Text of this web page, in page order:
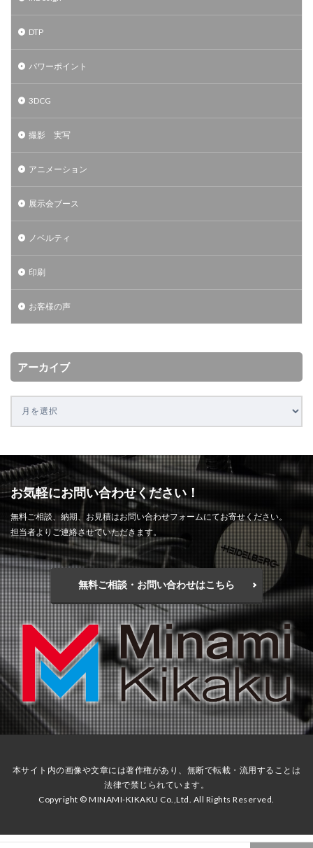
DTP
パワーポイント
3DCG
撮影 実写
アニメーション
展示会ブース
ノベルティ
印刷
お客様の声
アーカイブ
お気軽にお問い合わせください！
無料ご相談、納期、お見積はお問い合わせフォームにてお寄せください。
担当者よりご連絡させていただきます。
無料ご相談・お問い合わせはこちら
本サイト内の画像や文章には著作権があり、無断で転載・流用することは
法律で禁じられています。
Copyright ©️ MINAMI-KIKAKU Co.,Ltd. All Rights Reserved.